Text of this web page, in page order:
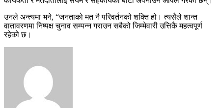
उनले अन्त्यमा भने, “जनताको मत नै परिवर्तनको शक्ति हो। त्यसैले शान्त
वातावरणमा निष्पक्ष चुनाव सम्पन्न गराउन सबैको जिम्मेवारी उत्तिकै महत्वपूर्ण
रहेको छ।